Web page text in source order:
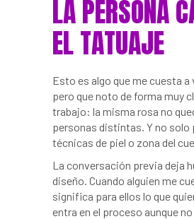
LA PERSONA
EL TATUAJE
Esto es algo que me cuesta
pero que noto de forma muy
trabajo: la misma rosa no
personas distintas. Y no solo
técnicas de piel o zona del
La conversación previa deja
diseño. Cuando alguien me
significa para ellos lo que
entra en el proceso aunque